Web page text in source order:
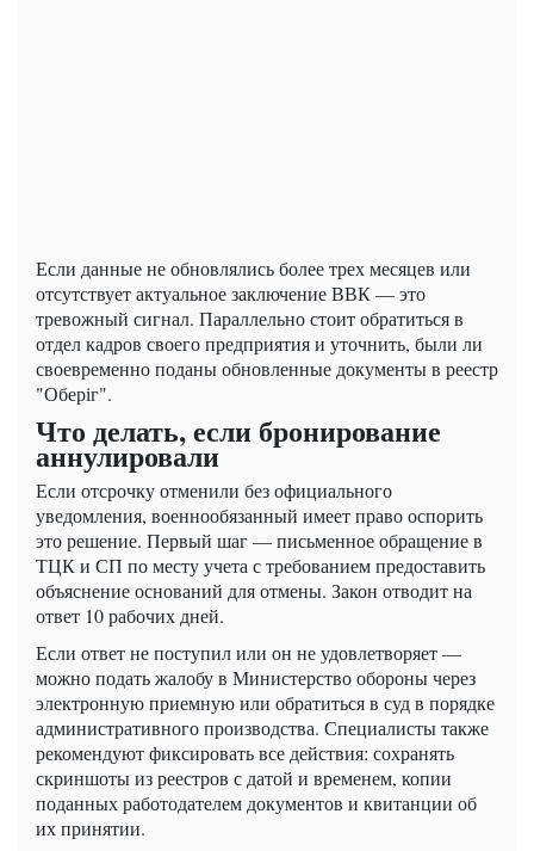
Если данные не обновлялись более трех месяцев или
отсутствует актуальное заключение ВВК — это
тревожный сигнал. Параллельно стоит обратиться в
отдел кадров своего предприятия и уточнить, были ли
своевременно поданы обновленные документы в реестр
"Оберіг".
Что делать, если бронирование
аннулировали
Если отсрочку отменили без официального
уведомления, военнообязанный имеет право оспорить
это решение. Первый шаг — письменное обращение в
ТЦК и СП по месту учета с требованием предоставить
объяснение оснований для отмены. Закон отводит на
ответ 10 рабочих дней.
Если ответ не поступил или он не удовлетворяет —
можно подать жалобу в Министерство обороны через
электронную приемную или обратиться в суд в порядке
административного производства. Специалисты также
рекомендуют фиксировать все действия: сохранять
скриншоты из реестров с датой и временем, копии
поданных работодателем документов и квитанции об
их принятии.